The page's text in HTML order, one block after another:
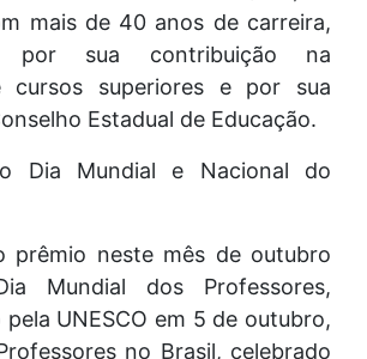
mais de 40 anos de carreira,
por sua contribuição na
cursos superiores e por sua
Estadual de Educação.
Dia Mundial e Nacional do
prêmio neste mês de outubro
Mundial dos Professores,
UNESCO em 5 de outubro,
no Brasil, celebrado